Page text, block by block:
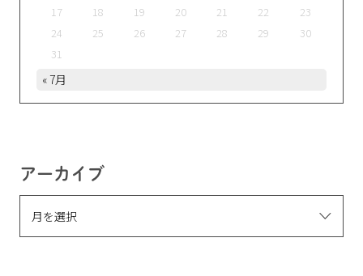
17
18 19 20 21 22
23
24
25 26 27 28 29
30
31
« 7月
アーカイブ